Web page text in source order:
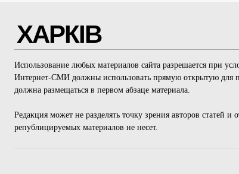
ХАРКІВ
Использование любых материалов сайта разрешается при
Интернет-СМИ должны использовать прямую открытую для
должна размещаться в первом абзаце материала.
Редакция может не разделять точку зрения авторов статей и
републицируемых материалов не несет.